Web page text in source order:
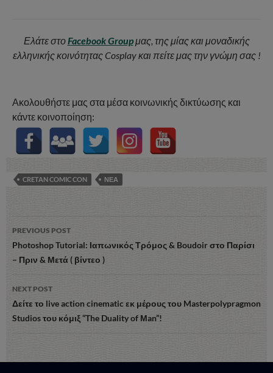
Ελάτε στοFacebook Groupμας, της μίας και μοναδικής
ελληνικής κοινότητας Cosplay και πείτε μας την γνώμη σας !
Ακολουθήστε μας στα μέσα κοινωνικής δικτύωσης και
κάντε κοινοποίηση:
CRETAN COMIC CON ΝΕΑ
Post
navigation
PREVIOUS POST
Photoshop Tutorial: Ιαπωνικός Τρόμος & Boudoir στο Παρίσι
– Πριν & Μετά ( βίντεο )
NEXT POST
Δείτε το live action cinematic εκ μέρους του Masterpolypragmon
Studios του κόμιξ “The Duality of Μan”!